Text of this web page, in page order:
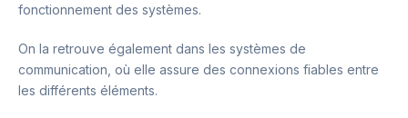
fonctionnement des systèmes.
On la retrouve également dans les systèmes de
communication, où elle assure des connexions fiables entre
les différents éléments.